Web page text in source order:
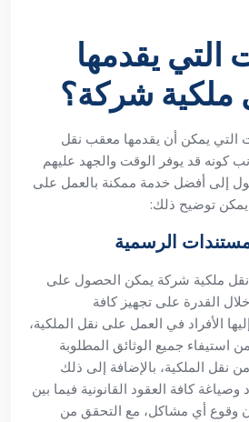
التي يقدمها
شركة؟
التي يمكن أن يقدمها معقب نقل
كونه قد يوفر الوقت والجهد عليهم
إلى أفضل خدمة ممكنة بالعمل على
يمكن توضيح ذلك:
الرسمية
ملكية شركة يمكن الحصول على
القدرة على تجهيز كافة
الأفراد في العمل على نقل الملكية،
استيفاء جميع الوثائق المطلوبة
نقل الملكية، بالإضافة إلى ذلك
كافة العقود القانونية فيما بين
وقوع أي مشاكل، مع التحقق من